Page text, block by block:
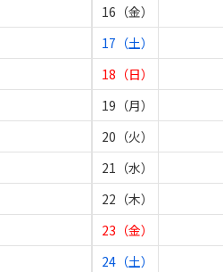
16（金）
17（土）
18（日）
19（月）
20（火）
21（水）
22（木）
23（金）
24（土）